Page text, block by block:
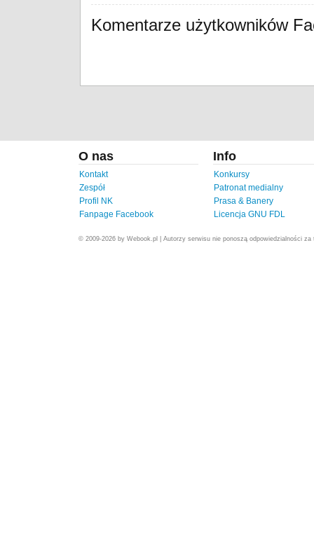
Komentarze użytkowników
O nas
Kontakt
Zespół
Profil NK
Fanpage Facebook
Info
Konkursy
Patronat medialny
Prasa & Banery
Licencja GNU FDL
© 2009-2026 by Webook.pl | Autorzy serwisu nie ponoszą odpowiedzialności